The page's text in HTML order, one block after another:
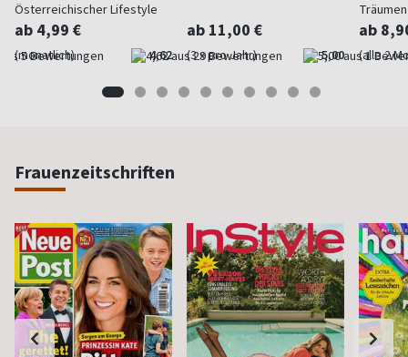
Österreichischer Lifestyle
ab 4,99 €
(monatlich) 4,62
ab 11,00 €
(3 x pro Jahr) 5,00
ab
(alle 2
Frauenzeitschriften